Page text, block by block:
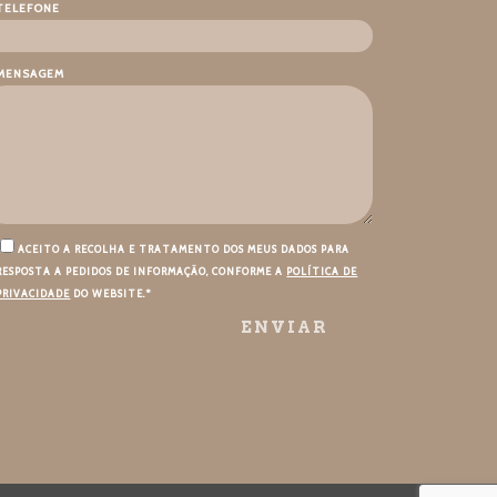
ACEITO A RECOLHA E TRATAMENTO DOS MEUS DADOS PARA
A PEDIDOS DE INFORMAÇÃO, CONFORME A POLÍTICA DE
DO WEBSITE.*